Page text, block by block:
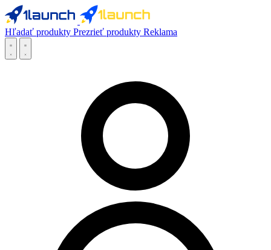
Hľadať produkty Prezrieť produkty Reklama